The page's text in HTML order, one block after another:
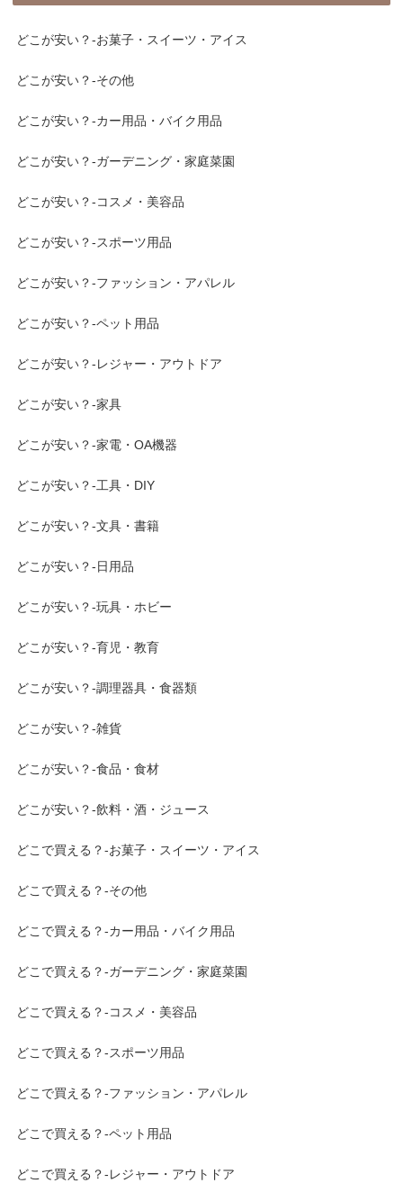
どこが安い？-お菓子・スイーツ・アイス
どこが安い？-その他
どこが安い？-カー用品・バイク用品
どこが安い？-ガーデニング・家庭菜園
どこが安い？-コスメ・美容品
どこが安い？-スポーツ用品
どこが安い？-ファッション・アパレル
どこが安い？-ペット用品
どこが安い？-レジャー・アウトドア
どこが安い？-家具
どこが安い？-家電・OA機器
どこが安い？-工具・DIY
どこが安い？-文具・書籍
どこが安い？-日用品
どこが安い？-玩具・ホビー
どこが安い？-育児・教育
どこが安い？-調理器具・食器類
どこが安い？-雑貨
どこが安い？-食品・食材
どこが安い？-飲料・酒・ジュース
どこで買える？-お菓子・スイーツ・アイス
どこで買える？-その他
どこで買える？-カー用品・バイク用品
どこで買える？-ガーデニング・家庭菜園
どこで買える？-コスメ・美容品
どこで買える？-スポーツ用品
どこで買える？-ファッション・アパレル
どこで買える？-ペット用品
どこで買える？-レジャー・アウトドア